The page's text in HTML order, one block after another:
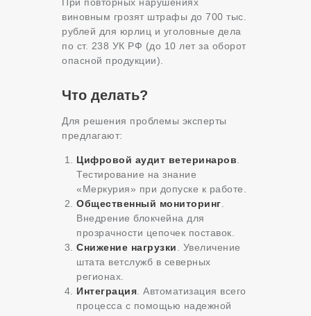
виновным грозят штрафы до 700 тыс.
рублей для юрлиц и уголовные дела
по ст. 238 УК РФ (до 10 лет за оборот
опасной продукции).
Что делать?
Для решения проблемы эксперты
предлагают:
Цифровой аудит ветеринаров
Тестирование на знание
«Меркурия» при допуске к работе.
Общественный мониторинг
Внедрение блокчейна для
прозрачности цепочек поставок.
Снижение нагрузки . Увеличение
штата ветслужб в северных
регионах.
Интеграция . Автоматизация всего
процесса с помощью надежной